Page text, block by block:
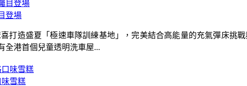
登場
喜打造盛夏「極速車隊訓練基地」，完美結合高能量的充氣彈床
全港首個兒童透明洗車屋...
味雪糕